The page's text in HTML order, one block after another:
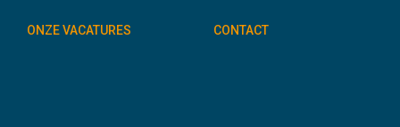
ONZE VACATURES CONTACT